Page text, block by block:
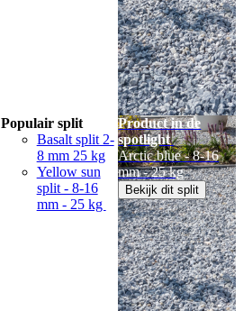
Populair split
Basalt split 2-
8 mm 25 kg
Yellow sun
split - 8-16
mm - 25 kg
Product in de
spotlight
Arctic blue - 8-16
mm - 25 kg
Bekijk dit split